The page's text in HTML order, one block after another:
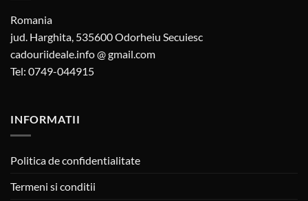
Romania
jud. Harghita, 535600 Odorheiu Secuiesc
cadouriideale.info @ gmail.com
Tel: 0749-044915
INFORMATII
Politica de confidentialitate
Termeni si conditii